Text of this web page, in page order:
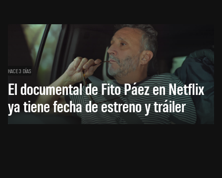
HACE 3 DÍAS
El documental de Fito Páez en Netflix
ya tiene fecha de estreno y tráiler